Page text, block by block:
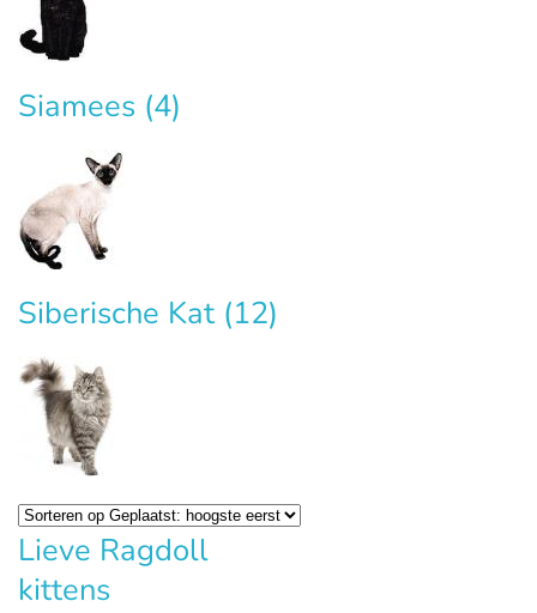
Siamees (4)
Siberische Kat (12)
Lieve Ragdoll
kittens